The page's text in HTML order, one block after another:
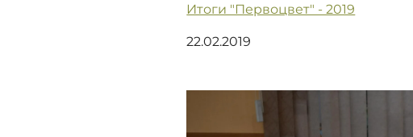
Итоги "Первоцвет" - 2019
22.02.2019